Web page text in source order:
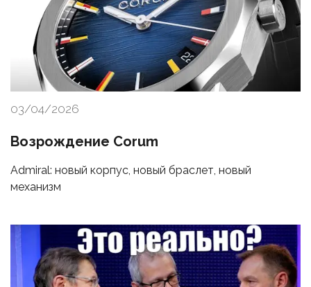
03/04/2026
Возрождение Corum
Admiral: новый корпус, новый браслет, новый
механизм